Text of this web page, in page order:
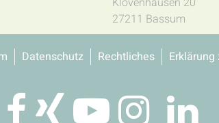
27211 Bassum
Datenschutz Rechtliches